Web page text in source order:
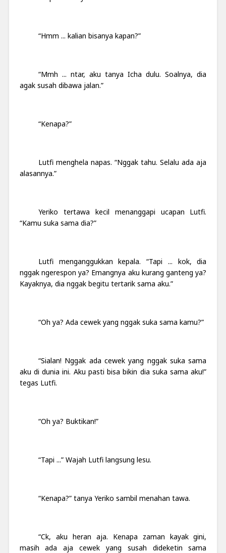
“Hmm ... kalian bisanya kapan?”
“Mmh ... ntar, aku tanya Icha dulu.Soalnya, dia
agak susah dibawa jalan.”
“Kenapa?”
Lutfi menghela napas. “Nggak tahu. Selalu ada aja
alasannya.”
Yeriko tertawa kecil menanggapi ucapan Lutfi.
“Kamu suka sama dia?”
Lutfi menganggukkan kepala.“Tapi ... kok, dia
nggak ngerespon ya? Emangnya aku kurang ganteng ya?
Kayaknya, dia nggak begitu tertarik sama aku.”
“Oh ya? Ada cewek yang nggak suka sama kamu?”
“Sialan! Nggak ada cewek yang nggak suka sama
aku di dunia ini. Aku pasti bisa bikin dia suka sama aku!”
tegas Lutfi.
“Oh ya? Buktikan!”
“Tapi ...” Wajah Lutfi langsung lesu.
“Kenapa?” tanya Yeriko sambil menahan tawa.
“Ck, aku heran aja. Kenapa zaman kayak gini,
masih ada aja cewek yang susah dideketin sama